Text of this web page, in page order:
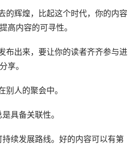
的辉煌，比起这个时代，你的内容
高内容的可寻性。
布出来，要让你的读者齐齐参与进
享。
别人的聚会中。
具备关联性。
续发展路线。好的内容可以有第